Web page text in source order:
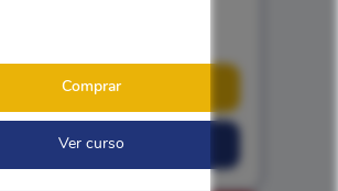
Comprar
Ver curso